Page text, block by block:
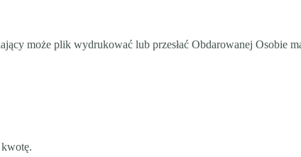
może plik wydrukować lub przesłać Obdarowanej Osobie